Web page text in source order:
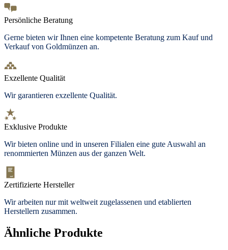
Persönliche Beratung
Gerne bieten wir Ihnen eine kompetente Beratung zum Kauf und
Verkauf von Goldmünzen an.
Exzellente Qualität
Wir garantieren exzellente Qualität.
Exklusive Produkte
Wir bieten online und in unseren Filialen eine gute Auswahl an
renommierten Münzen aus der ganzen Welt.
Zertifizierte Hersteller
Wir arbeiten nur mit weltweit zugelassenen und etablierten
Herstellern zusammen.
Ähnliche Produkte